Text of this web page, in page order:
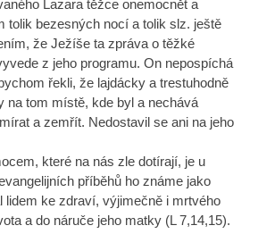
Lazara těžce onemocnět a
tolik bezesných nocí a tolik slz. ještě
že Ježíše ta zpráva o těžké
z jeho programu. On nepospíchá
řekli, že lajdácky a trestuhodně
na tom místě, kde byl a nechává
a zemřít. Nedostavil se ani na jeho
které na nás zle dotírají, je u
příběhů ho známe jako
lidem ke zdraví, výjimečně i mrtvého
a do náruče jeho matky (L 7,14,15).